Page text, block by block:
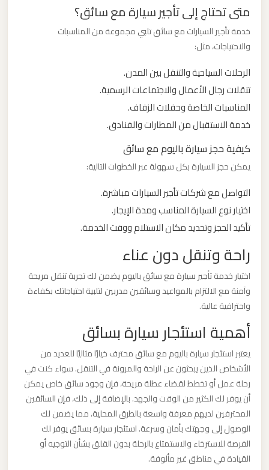
متى تحتاج إلى تأجير سيارة مع سائق؟
خدمة تأجير السيارات مع سائق تلبي مجموعة من المناسبات
والاحتياجات، مثل:
الرحلات السياحية والتنقل بين المدن.
تنقلات رجال الأعمال والاجتماعات الرسمية.
المناسبات الخاصة وحفلات الزفاف.
خدمة الاستقبال من المطارات والفنادق.
كيفية حجز سيارة باليوم مع سائق
يمكن حجز السيارة بكل سهولة عبر الخطوات التالية:
التواصل مع شركات تأجير السيارات مباشرة.
اختيار نوع السيارة المناسب ومدة الإيجار.
تأكيد الحجز وتحديد مكان الاستلام ووقت الخدمة.
راحة وتنقل دون عناء
اختيار خدمة تأجير سيارة مع سائق باليوم يضمن لك تجربة تنقل مريحة
وآمنة مع الالتزام بالمواعيد وسائقين مدربين لتلبية احتياجاتك بكفاءة
واحترافية عالية.
أهمية استئجار سيارة بسائق
يعتبر استئجار سيارة باليوم مع سائق محترف خيارًا مثاليًا للعديد من
الأشخاص الذين يبحثون عن الراحة والمرونة في التنقل. سواء كنت في
رحلة عمل أو تخطط لقضاء عطلة مريحة، فإن وجود سائق خاص يمكن
أن يوفر لك الكثير من الوقت والجهد. بالإضافة إلى ذلك، فإن السائقين
المحترفين لديهم معرفة واسعة بالطرق المحلية، مما يضمن لك
الوصول إلى وجهتك بأمان وسرعة. استئجار سيارة بسائق يوفر لك
الفرصة للاسترخاء والاستمتاع بالرحلة بدون القلق بشأن التوجيه أو
القيادة في مناطق غير مألوفة.
العرب
ليموزين
مطار
القاهرة
ليموزين
القاهرة
للاسكندرية
ليموزين
القاهرة
مطار
العرب
ليموزين
الاسكندرية
مطار
القاهرة